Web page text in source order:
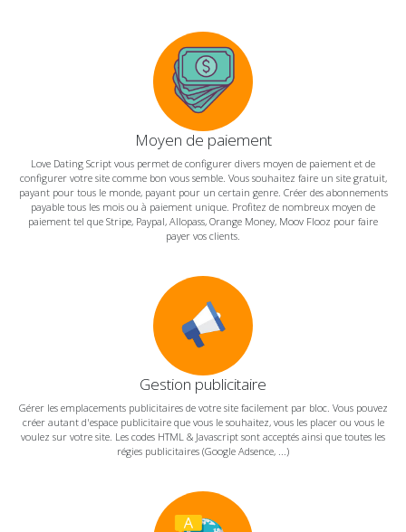
Moyen de paiement
Love Dating Script vous permet de configurer divers moyen de paiement et de
configurer votre site comme bon vous semble. Vous souhaitez faire un site gratuit,
payant pour tous le monde, payant pour un certain genre. Créer des abonnements
payable tous les mois ou à paiement unique. Profitez de nombreux moyen de
paiement tel que Stripe, Paypal, Allopass, Orange Money, Moov Flooz pour faire
payer vos clients.
Gestion publicitaire
Gérer les emplacements publicitaires de votre site facilement par bloc. Vous pouvez
créer autant d'espace publicitaire que vous le souhaitez, vous les placer ou vous le
voulez sur votre site. Les codes HTML & Javascript sont acceptés ainsi que toutes les
régies publicitaires (Google Adsence, ...)